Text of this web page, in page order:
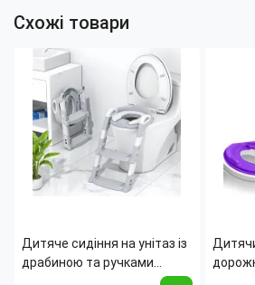
Схожі товари
Дитяче сидіння на унітаз із
драбиною та ручками
Bestbaby BC-108, складана